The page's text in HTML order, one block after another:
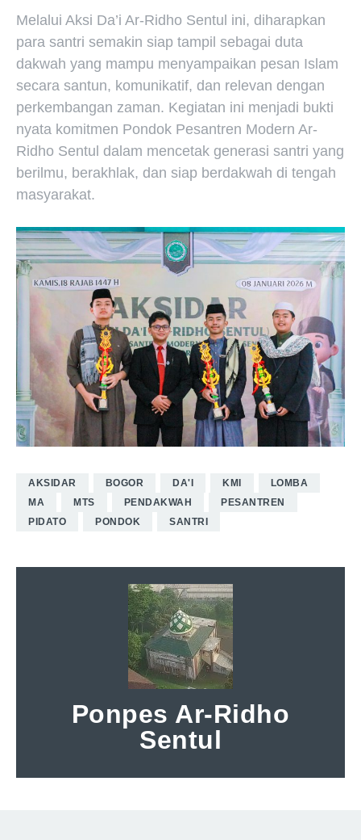
Melalui Aksi Da’i Ar-Ridho Sentul ini, diharapkan
para santri semakin siap tampil sebagai duta
dakwah yang mampu menyampaikan pesan Islam
secara santun, komunikatif, dan relevan dengan
perkembangan zaman. Kegiatan ini menjadi bukti
nyata komitmen Pondok Pesantren Modern Ar-
Ridho Sentul dalam mencetak generasi santri yang
berilmu, berakhlak, dan siap berdakwah di tengah
masyarakat.
AKSIDAR BOGOR DA'I KMI
LOMBA
MA
MTS PENDAKWAH
PESANTREN
PIDATO
PONDOK SANTRI
Ponpes Ar-Ridho
Sentul